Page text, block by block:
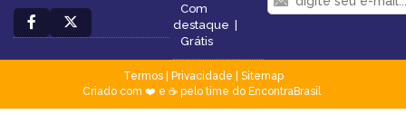
Com
destaque |
Grátis
Termos| Privacidade
Sitemap
Criado com ❤️ e ☕ pelo time do EncontraBrasil